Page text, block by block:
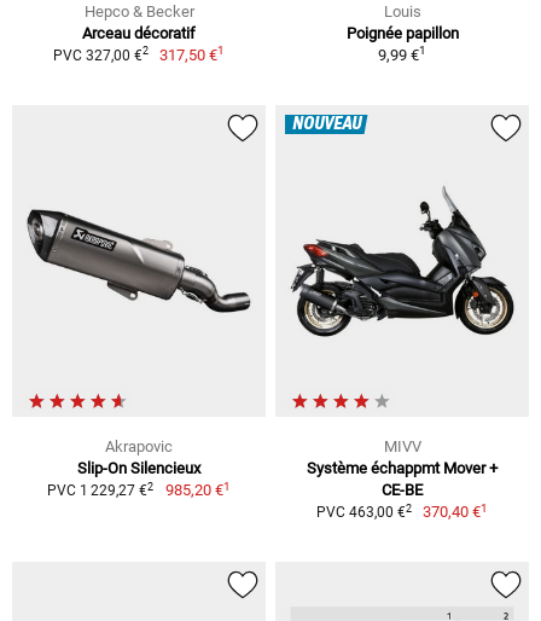
Hepco & Becker
Arceau décoratif
PVC 327,00 €2 317,50 €1
Louis
Poignée papillon
9,99 €1
Akrapovic
Slip-On Silencieux
PVC 1 229,27 €2 985,20 €1
NOUVEAU
MIVV
Système échappmt Mover +
CE-BE
PVC 463,00 €2 370,40 €1